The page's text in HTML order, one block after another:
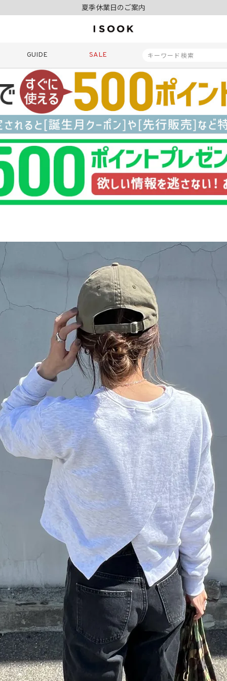
夏季休業日のご案内
10,000円以上ご購入で送料無料
夏季休業日のご案内
令和8年熊本地震の影響によるお荷物のお届けについて
GUIDE SALE
商品番号
再入荷
商品タイプ
ORIGINAL HIT
価格（税込）
検索